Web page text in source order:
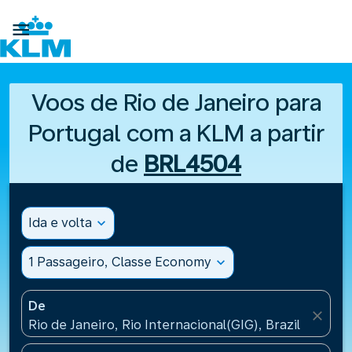

Voos de Rio de Janeiro para
Portugal com a KLM a partir
de BRL4504
Ida e volta expand_more
1 Passageiro, Classe Economy expand_more
De
Rio de Janeiro, Rio Internacional(GIG), Brazil
close